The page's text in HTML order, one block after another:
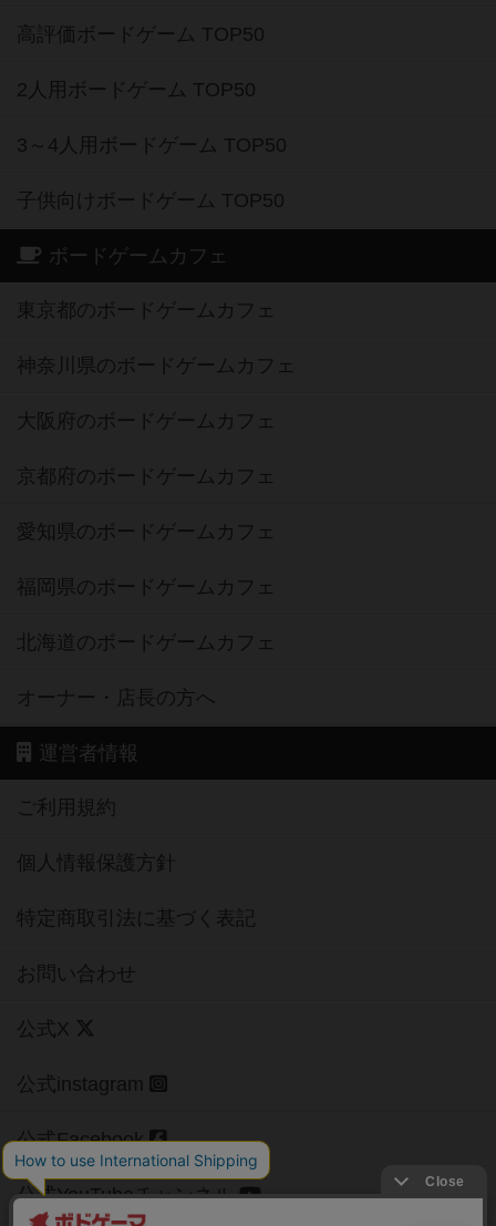
高評価ボードゲーム TOP50
2人用ボードゲーム TOP50
3～4人用ボードゲーム TOP50
子供向けボードゲーム TOP50
ボードゲームカフェ
東京都のボードゲームカフェ
神奈川県のボードゲームカフェ
大阪府のボードゲームカフェ
京都府のボードゲームカフェ
愛知県のボードゲームカフェ
福岡県のボードゲームカフェ
北海道のボードゲームカフェ
オーナー・店長の方へ
運営者情報
ご利用規約
個人情報保護方針
特定商取引法に基づく表記
お問い合わせ
公式X
公式instagram
公式Facebook
公式YouTubeチャンネル